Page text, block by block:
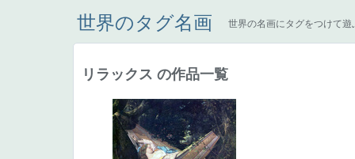
世界のタグ名画 世界の名画にタグをつけて遊
リラックス の作品一覧